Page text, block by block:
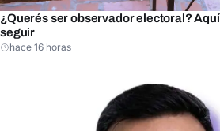
¿Querés ser observador electoral?
seguir
hace 16 horas